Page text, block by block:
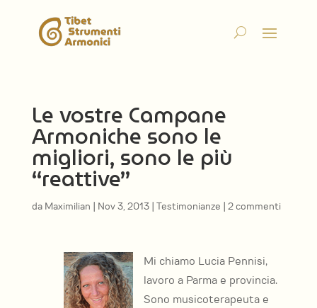
Le vostre Campane
Armoniche sono le
migliori, sono le più
“reattive”
da Maximilian | Nov 3, 2013| Testimonianze | 2 commenti
Mi chiamo Lucia Pennisi,
lavoro a Parma e provincia.
Sono musicoterapeuta e